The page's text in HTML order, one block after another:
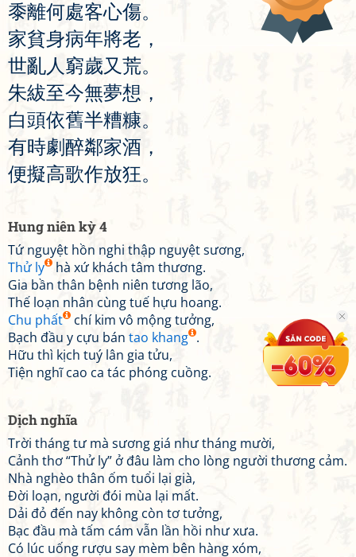
黍離何處客心傷。
家貧身病年將老 ，
世亂人 窮歲又荒。
朱紱至今無夢想 ，
白頭依舊半糟糠。
有時劇醉鄰家酒 ，
便擬高歌作放狂。
Hung niên kỳ 4
Tứ nguyệt hồn nghi thập nguyệt sương,
Thử ly
hà xứ khách tâm thương.
Gia bần thân bệnh niên tương lão,
Thế loạn nhân cùng tuế hựu hoang.
Chu phất
chí kim vô mộng tưởng,
Bạch đầu y cựu bán tao khang .
Hữu thì kịch tuý lân gia tửu,
Tiện nghĩ cao ca tác phóng cuồng.
Dịch nghĩa
Trời tháng tư mà sương giá như tháng mười,
Cảnh thơ “Thử ly” ở đâu làm cho lòng người thương cảm.
Nhà nghèo thân ốm tuổi lại già,
Đời loạn, người đói mùa lại mất.
Dải đỏ đến nay không còn tơ tưởng,
Bạc đầu mà tấm cám vẫn lần hồi như xưa.
Có lúc uống rượu say mèm bên hàng xóm,